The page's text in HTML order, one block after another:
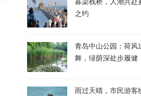
之约
青岛中山公园：荷风
舞，绿荫深处步履健
雨过天晴，市民游客